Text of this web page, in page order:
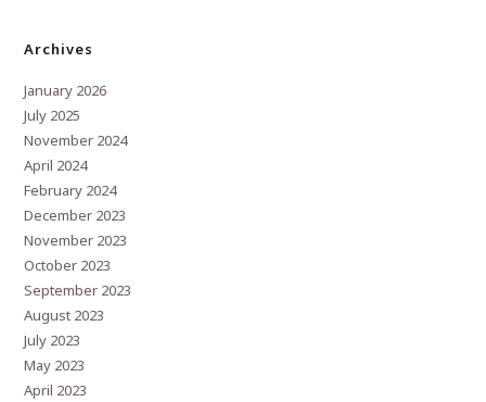
Archives
January 2026
July 2025
November 2024
April 2024
February 2024
December 2023
November 2023
October 2023
September 2023
August 2023
July 2023
May 2023
April 2023